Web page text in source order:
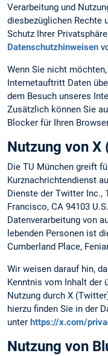
Verarbeitung und
diesbezüglichen Rechte
Schutz Ihrer
Datenschutzhinweisen
Wenn Sie nicht
Internetauftritt Daten
dem Besuch unseres
Zusätzlich können Sie
Blocker für Ihren
Nutzung von X
Die TU München greift
Kurznachrichtendienst
Dienste der Twitter Inc.,
Francisco, CA 94103
Datenverarbeitung von
lebenden Personen ist
Cumberland Place,
Wir weisen darauf hin,
Kenntnis vom Inhalt der
Nutzung durch X
hierzu finden Sie in der
unter https://x.com/
Nutzung von